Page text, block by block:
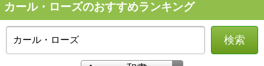
カール・ローズのおすすめランキング
検索